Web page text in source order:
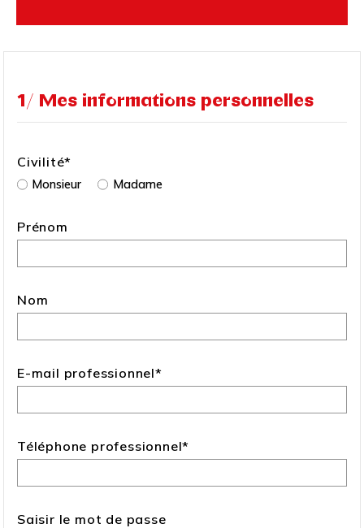
1/ Mes informations personnelles
Civilité*
Monsieur Madame
Prénom
Nom
E-mail professionnel*
Téléphone professionnel*
Saisir le mot de passe